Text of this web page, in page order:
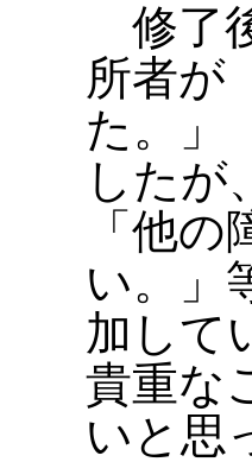
修了
所者が
た。」
したが
「他
い。」
加して
貴重な
いと思